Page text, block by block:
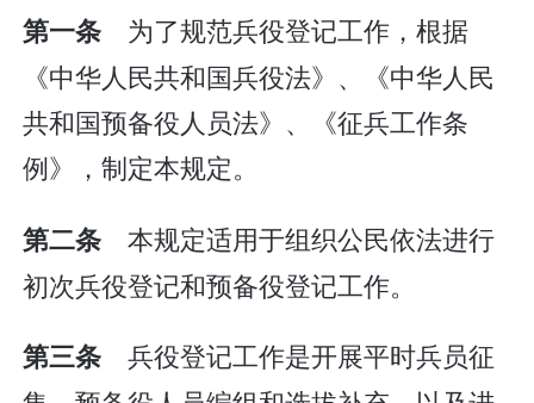
第一条 为了规范兵役登记工作，根据
《中华人民共和国兵役法》、《中华人民
共和国预备役人员法》、《征兵工作条
例》，制定本规定。
第二条本规定适用于组织公民依法进行
初次兵役登记和预备役登记工作。
第三条兵役登记工作是开展平时兵员征